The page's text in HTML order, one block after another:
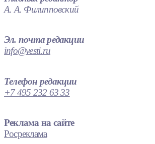
А. А. Филипповский
Эл. почта редакции
info@vesti.ru
Телефон редакции
+7 495 232 63 33
Реклама на сайте
Росреклама